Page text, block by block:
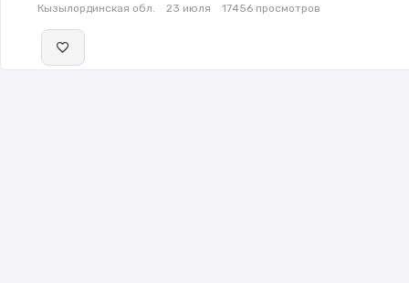
Кызылординская обл. 23 июля 17456 просмотров